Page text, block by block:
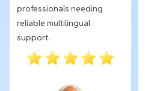
professionals needing
reliable multilingual
support.